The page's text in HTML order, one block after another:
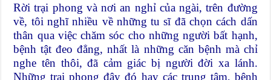
Rời trại phong và nơi an nghỉ của ngài, trên đường
về, tôi nghĩ nhiều về những tu sĩ đã chọn cách dấn
thân qua việc chăm sóc cho những người bất hạnh,
bệnh tật đeo đẳng, nhất là những căn bệnh mà chỉ
nghe tên thôi, đã cảm giác bị người đời xa lánh.
Những trại phong đây đó hay các trung tâm, bệnh